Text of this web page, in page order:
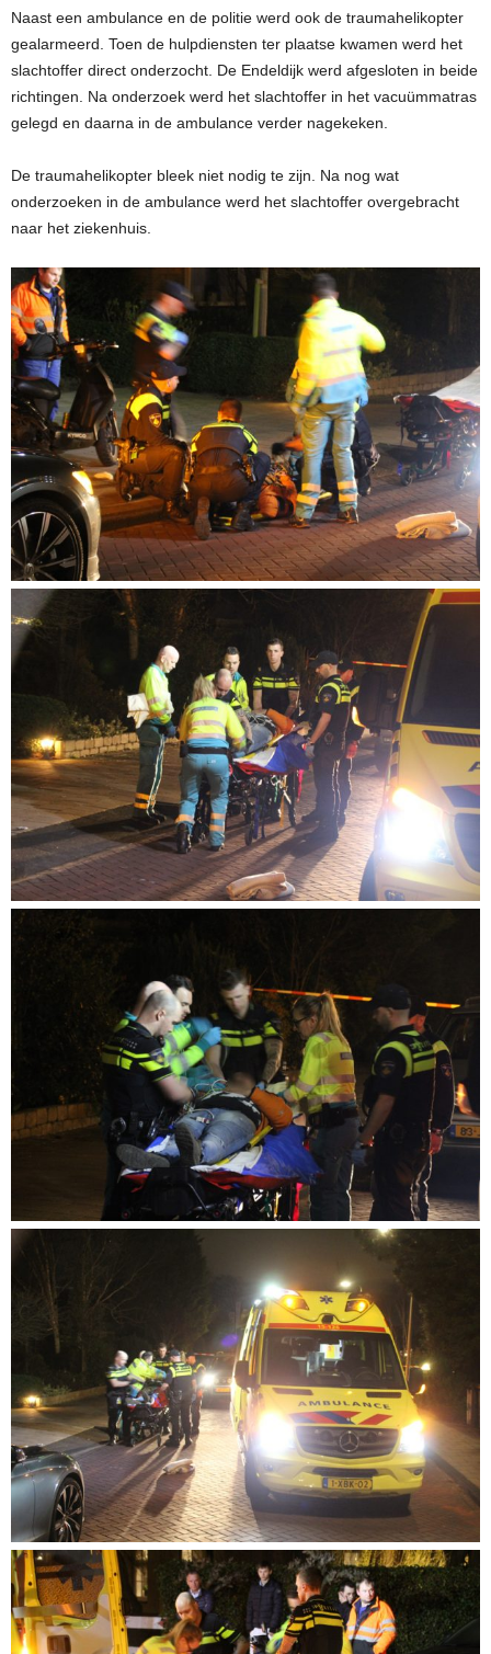
Naast een ambulance en de politie werd ook de traumahelikopter
gealarmeerd. Toen de hulpdiensten ter plaatse kwamen werd het
slachtoffer direct onderzocht. De Endeldijk werd afgesloten in beide
richtingen. Na onderzoek werd het slachtoffer in het vacuümmatras
gelegd en daarna in de ambulance verder nagekeken.
De traumahelikopter bleek niet nodig te zijn. Na nog wat
onderzoeken in de ambulance werd het slachtoffer overgebracht
naar het ziekenhuis.